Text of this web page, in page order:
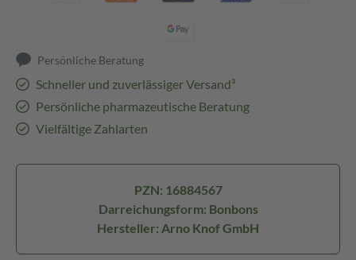
Persönliche Beratung
Schneller und zuverlässiger Versand³
Persönliche pharmazeutische Beratung
Vielfältige Zahlarten
PZN: 16884567
Darreichungsform: Bonbons
Hersteller: Arno Knof GmbH